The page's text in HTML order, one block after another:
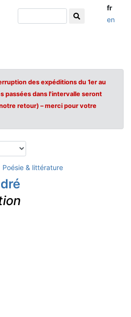
fr
en
des expéditions du 1er au
passées dans l'intervalle seront
retour) – merci pour votre
Poésie & littérature